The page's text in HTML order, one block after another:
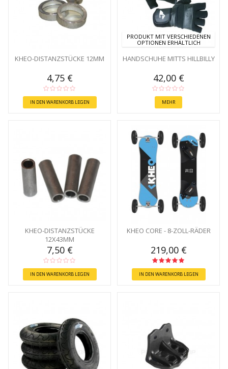
KHEO-DISTANZSTÜCKE 12MM
4,75 €
IN DEN WARENKORB LEGEN
PRODUKT MIT VERSCHIEDENEN
OPTIONEN ERHÄLTLICH
HANDSCHUHE MITTS HILLBILLY
42,00 €
MEHR
KHEO-DISTANZSTÜCKE
12X43MM
7,50 €
IN DEN WARENKORB LEGEN
KHEO CORE - 8-ZOLL-RÄDER
219,00 €
IN DEN WARENKORB LEGEN